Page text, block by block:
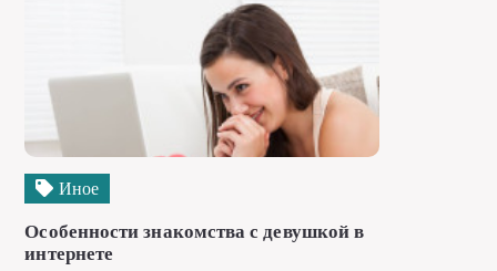
Иное
Особенности знакомства с девушкой в
интернете